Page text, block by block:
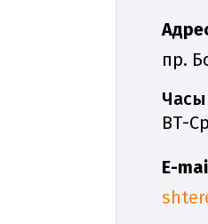
пр.
ВТ-
E-